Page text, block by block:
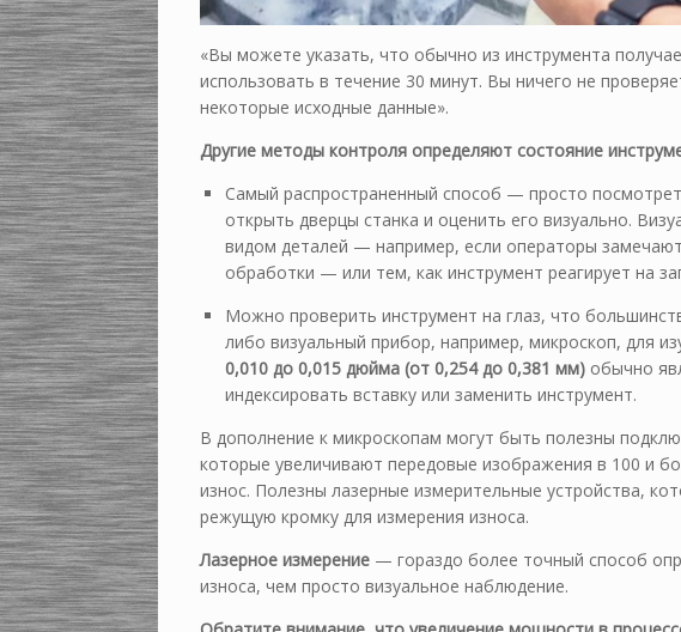
«Вы можете указать, что обычно из инструмента
использовать в течение 30 минут. Вы ничего не
некоторые исходные данные».
Другие методы контроля определяют состояние
Самый распространенный способ — просто
открыть дверцы станка и оценить его визуально.
видом деталей — например, если операторы
обработки — или тем, как инструмент реагирует на
Можно проверить инструмент на глаз, что
либо визуальный прибор, например, микроскоп, для
0,010 до 0,015 дюйма (от 0,254 до 0,381 мм) обычно
индексировать вставку или заменить инструмент.
В дополнение к микроскопам могут быть полезны
которые увеличивают передовые изображения в 100 и
износ. Полезны лазерные измерительные устройства,
режущую кромку для измерения износа.
Лазерное измерение — гораздо более точный способ
износа, чем просто визуальное наблюдение.